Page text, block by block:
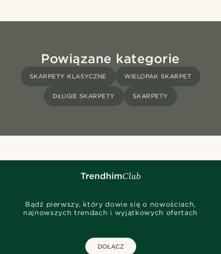
Powiązane kategorie
SKARPETY KLASYCZNE WIELOPAK SKARPET
DŁUGIE SKARPETY SKARPETY
Bądź pierwszy, który dowie się o nowościach,
najnowszych trendach i wyjątkowych ofertach
DOŁĄCZ